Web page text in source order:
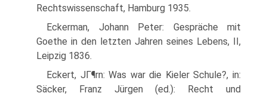
Rechtswissenschaft, Hamburg 1935.
Eckerman, Johann Peter: Gespräche mit
Goethe in den letzten Jahren seines Lebens, II,
Leipzig 1836.
Eckert, JГ¶rn: Was war die Kieler Schule?, in:
Säcker, Franz Jürgen (ed.): Recht und